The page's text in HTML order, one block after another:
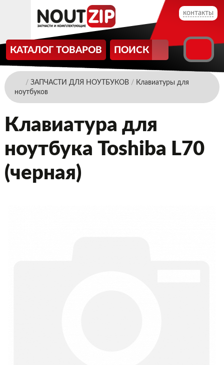
контакты
КАТАЛОГ ТОВАРОВ ПОИСК
/ ЗАПЧАСТИ ДЛЯ НОУТБУКОВ/ Клавиатуры для
ноутбуков
Клавиатура для
ноутбука Toshiba L70
(черная)